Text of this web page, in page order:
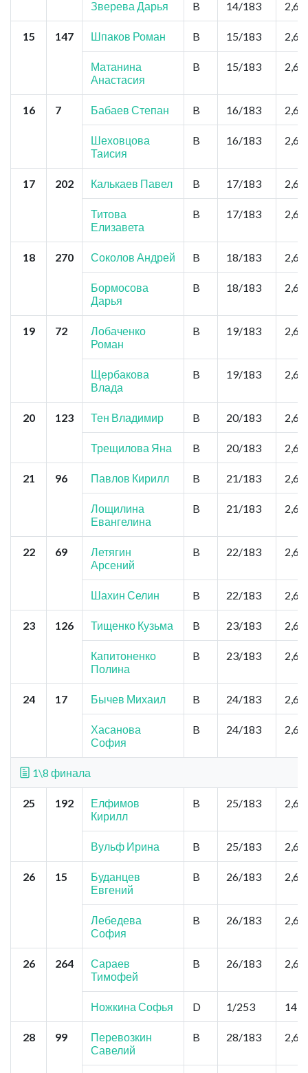
Зверева Дарья B 14/183 2,6
15 147 Шпаков Роман B 15/183 2,6
Матанина
Анастасия
B 15/183 2,6
16 7 Бабаев Степан B 16/183 2,6
Шеховцова
Таисия
B 16/183 2,6
17 202 Калькаев Павел B 17/183 2,6
Титова
Елизавета
B 17/183 2,6
18 270 Соколов Андрей B 18/183 2,6
Бормосова
Дарья
B 18/183 2,6
19 72
Лобаченко
Роман
B 19/183 2,6
Щербакова
Влада
B 19/183 2,6
20 123 Тен Владимир B 20/183 2,6
Трещилова Яна B 20/183 2,6
21 96 Павлов Кирилл B 21/183 2,6
Лощилина
Евангелина
B 21/183 2,6
22 69
Летягин
Арсений
B 22/183 2,6
Шахин Селин B 22/183 2,6
23 126 Тищенко Кузьма B 23/183 2,6
Капитоненко
Полина
B 23/183 2,6
24 17 Бычев Михаил B 24/183 2,6
Хасанова
София
B 24/183 2,6
1\8 финала
25 192
Елфимов
Кирилл
B 25/183 2,6
Вульф Ирина B 25/183 2,6
26 15
Буданцев
Евгений
B 26/183 2,6
Лебедева
София
B 26/183 2,6
26 264
Сараев
Тимофей
B 26/183 2,6
Ножкина Софья D 1/253 14,3
28 99
Перевозкин
Савелий
B 28/183 2,6